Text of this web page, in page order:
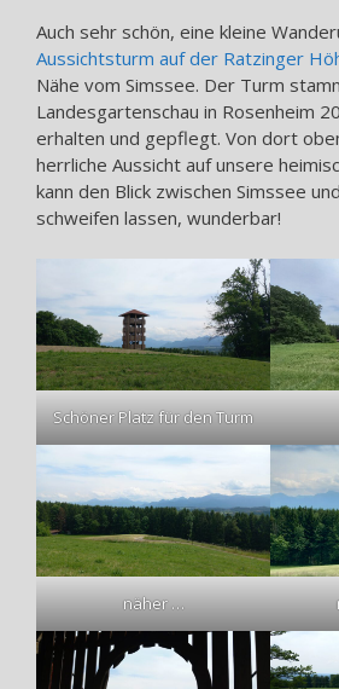
Auch sehr schön, eine kleine
Aussichtsturm auf der Ratzinger
Nähe vom Simssee. Der Turm
Landesgartenschau in Rosenheim
erhalten und gepflegt. Von dort
herrliche Aussicht auf unsere
kann den Blick zwischen Simssee
schweifen lassen, wunderbar!
Schöner Platz für den Turm
näher …